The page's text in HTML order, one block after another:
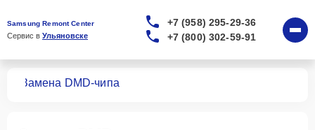
Samsung Remont Center
Сервис в Ульяновске
+7 (958) 295-29-36
+7 (800) 302-59-91
Замена DMD-чипа